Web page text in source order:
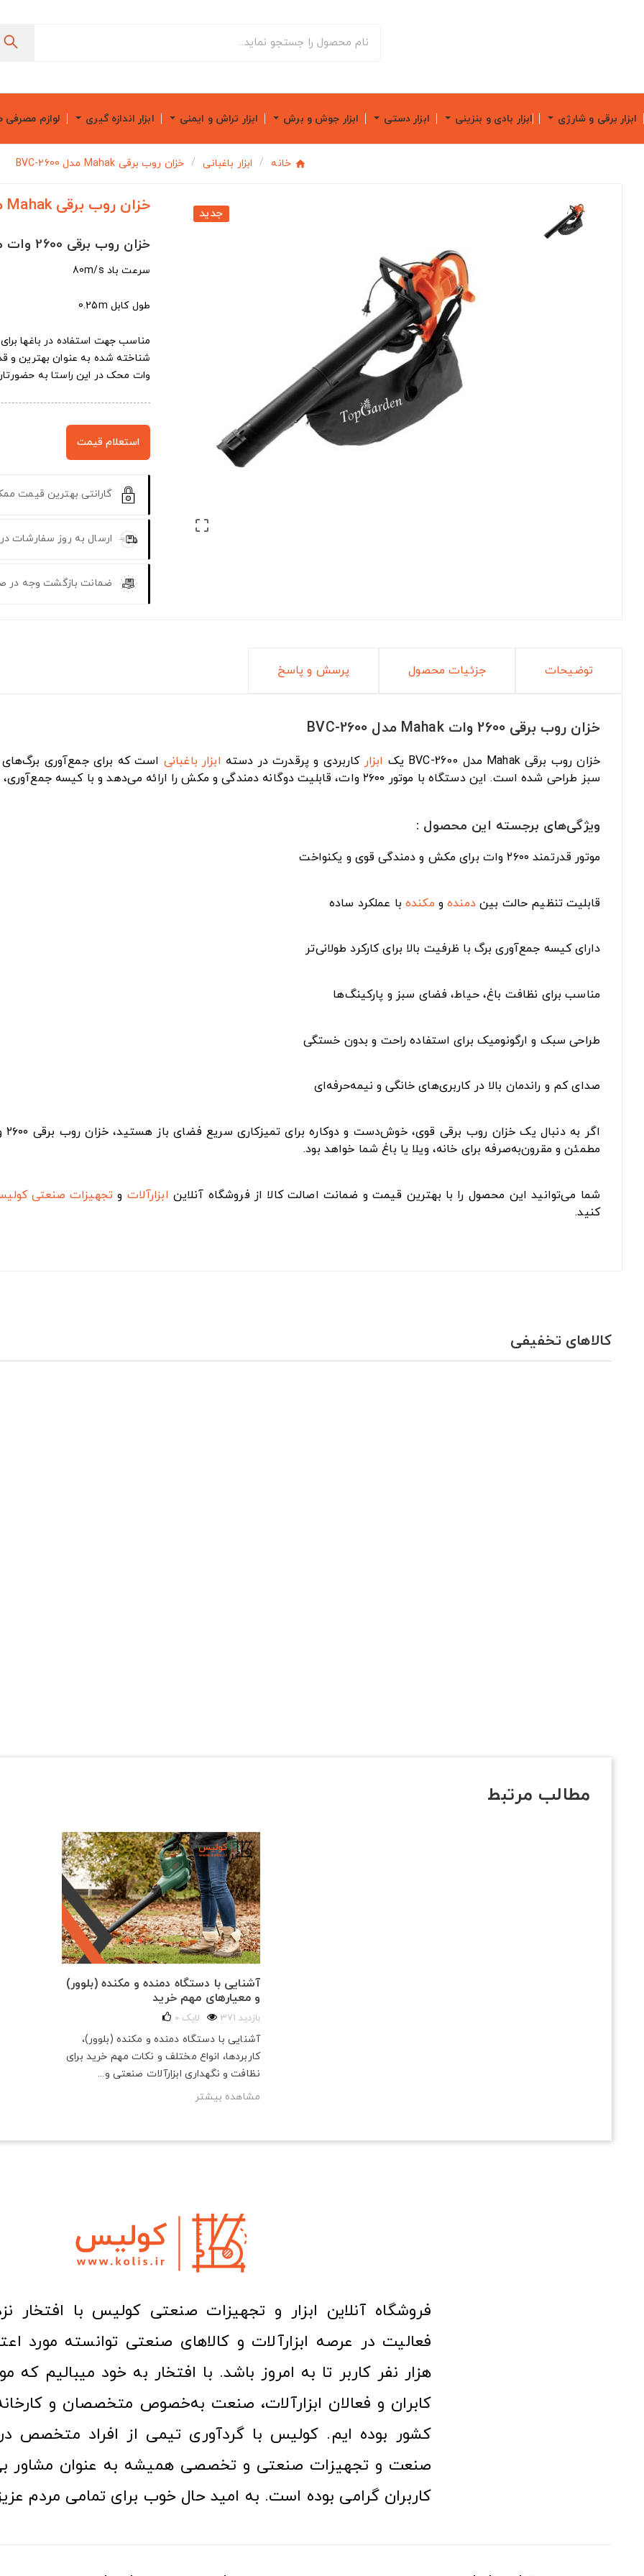
ابزار برقی و شارژی ابزار بادی و بنزینی ابزار دستی ابزار جوش و برش ابزار تراش و ایمنی ابزار اندازه گیری لوازم
خانه ابزار باغبانی خزان روب برقی Mahak مدل BVC-2600
جدید

خزان روب برقی Mahak مدل BVC-2600
خزان روب برقی 2600 وات محک مدل BVC-2600
سرعت باد 80m/s
طول کابل 0.25m
مناسب جهت استفاده در باغها
وات محک در این راستا به
استعلام قیمت
گارانتی بهترین قیمت
ارسال به روز سفارشات
ضمانت بازگشت وجه در
توضیحات جزئیات محصول پرسش و پاسخ
خزان روب برقی 2600 وات Mahak مدل BVC-2600
خزان روب برقی Mahak مدل BVC-2600 یک ابزار کاربردی و پرقدرت در دسته ابزار باغبانی است که برای جمع‌آوری برگ‌های
سبز طراحی شده است. این دستگاه با موتور ۲۶۰۰ وات، قابلیت دوگانه دمندگی و مکش را ارائه می‌دهد و با کیسه جمع‌آوری، فرایند تمیزکاری را بسیار ساده و سریع می‌کند.
ویژگی‌های برجسته این محصول :
موتور قدرتمند ۲۶۰۰ وات برای مکش و دمندگی قوی و یکنواخت
قابلیت تنظیم حالت بیندمندهو مکندهبا عملکرد ساده
دارای کیسه جمع‌آوری برگ با ظرفیت بالا برای کارکرد طولانی‌تر
مناسب برای نظافت باغ، حیاط، فضای سبز و پارکینگ‌ها
طراحی سبک و ارگونومیک برای استفاده راحت و بدون خستگی
صدای کم و راندمان بالا در کاربری‌های خانگی و نیمه‌حرفه‌ای
مطمئن و مقرون‌به‌صرفه برای خانه، ویلا یا باغ شما خواهد بود.
شما می‌توانید این محصول را با بهترین قیمت و ضمانت اصالت کالا از فروشگاه آنلاین ابزارآلات و تجهیزات صنعتی
کنید.
کالاهای تخفیفی
مطالب مرتبط
آشنایی با دستگاه دمنده و مکنده (بلوور)
و معیارهای مهم خرید
371 بازدید 0 لایک
آشنایی با دستگاه دمنده و مکنده (بلوور)،
کاربردها، انواع مختلف و نکات مهم خرید برای
نظافت و نگهداری ابزارآلات صنعتی و...
مشاهده بیشتر
هزار نفر کاربر تا به امروز باشد. با افتخار به خود میبالیم که
کابران و فعالان ابزارآلات، صنعت به‌خصوص متخصصان و
کشور بوده ایم. کولیس با گردآوری تیمی از افراد متخصص در
صنعت و تجهیزات صنعتی و تخصصی همیشه به عنوان مشاور
کاربران گرامی بوده است. به امید حال خوب برای تمامی مردم